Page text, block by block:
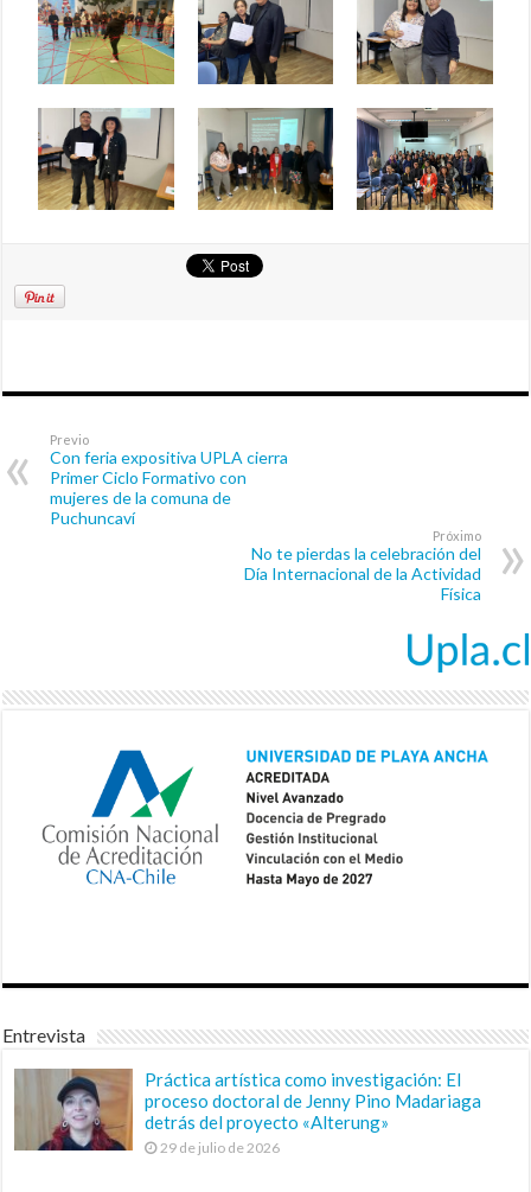
Previo
Con feria expositiva UPLA cierra
Primer Ciclo Formativo con
mujeres de la comuna de
Puchuncaví
Próximo
No te pierdas la celebración del
Día Internacional de la Actividad
Física
Entrevista
Práctica artística como investigación: El
proceso doctoral de Jenny Pino Madariaga
detrás del proyecto «Alterung»
29 de julio de 2026